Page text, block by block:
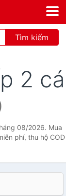
Tìm kiếm
2 cá
08/2026. Mua
phí, thu hộ COD